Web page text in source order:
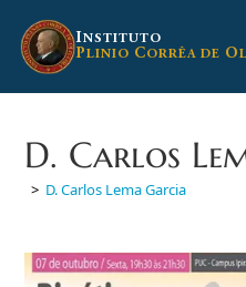
para
INSTITUTO
PLINIO CORRÊA DE O
D. Carlos
> D. Carlos Lema Garcia